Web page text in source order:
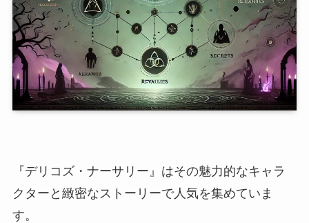
『デリコズ・ナーサリー』はその魅力的なキャラ
クターと緻密なストーリーで人気を集めていま
す。